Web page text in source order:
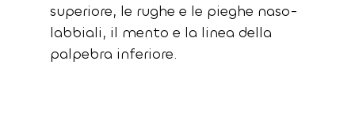
superiore, le rughe e le pieghe naso-
labbiali, il mento e la linea della
palpebra inferiore.